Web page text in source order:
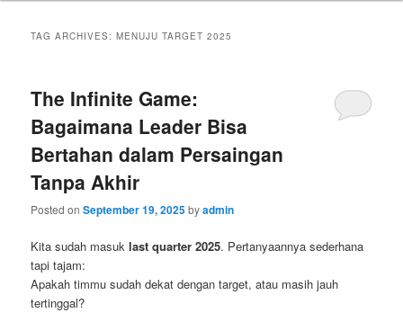
TAG ARCHIVES:MENUJU TARGET 2025
The Infinite Game:
Bagaimana Leader Bisa
Bertahan dalam Persaingan
Tanpa Akhir
Posted onSeptember 19, 2025byadmin
Kita sudah masuklast quarter 2025. Pertanyaannya sederhana
tapi tajam:
Apakah timmu sudah dekat dengan target, atau masih jauh
tertinggal?